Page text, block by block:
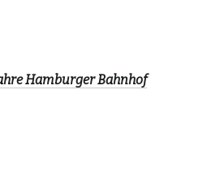
Hamburger Bahnhof